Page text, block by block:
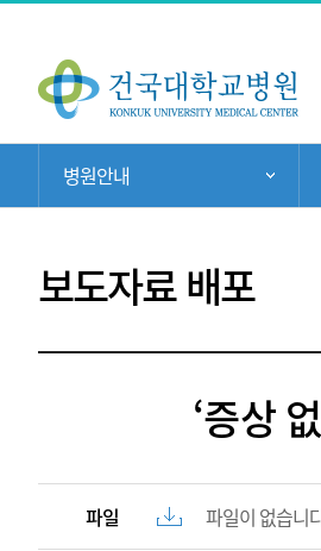
위
병원안내
보도자료 배포
‘증상
파일 파일이 없습니